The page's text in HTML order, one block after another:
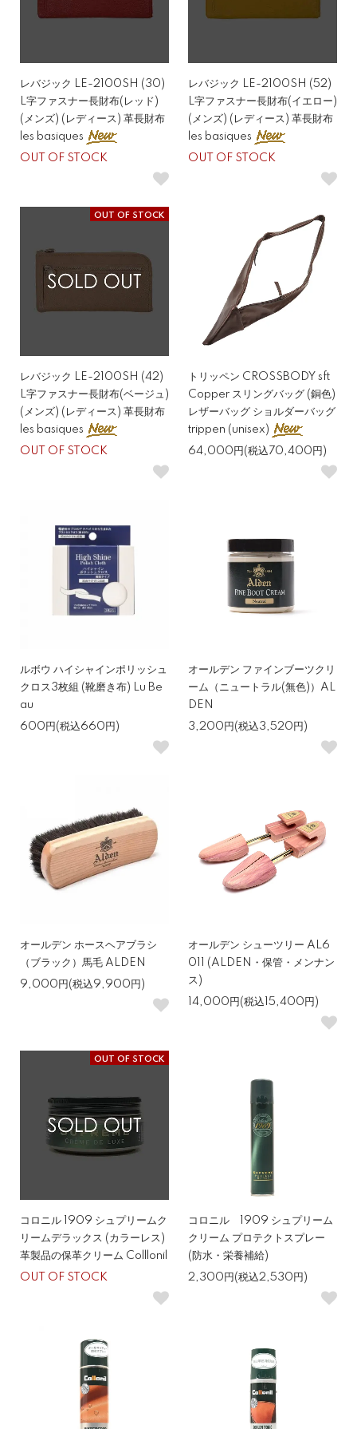
レバジック LE-2100SH (30)
L字ファスナー長財布(レッド)
(メンズ) (レディース) 革長財布
les basiques
OUT OF STOCK
レバジック LE-2100SH (52)
L字ファスナー長財布(イエロー)
(メンズ) (レディース) 革長財布
les basiques
OUT OF STOCK
OUT OF STOCK
レバジック LE-2100SH (42)
L字ファスナー長財布(ベージュ)
(メンズ) (レディース) 革長財布
les basiques
OUT OF STOCK
トリッペン CROSSBODY sft
Copper スリングバッグ (銅色)
レザーバッグ ショルダーバッグ
trippen (unisex)
64,000円(税込70,400円)
ルボウ ハイシャインポリッシュ
クロス3枚組 (靴磨き布) Lu Be
au
600円(税込660円)
オールデン ファインブーツクリ
ーム（ニュートラル(無色)）AL
DEN
3,200円(税込3,520円)
オールデン ホースヘアブラシ
（ブラック）馬毛 ALDEN
9,000円(税込9,900円)
オールデン シューツリー AL6
011 (ALDEN・保管・メンナン
ス)
14,000円(税込15,400円)
OUT OF STOCK
コロニル 1909 シュプリームク
リームデラックス (カラーレス)
革製品の保革クリーム Colllonil
OUT OF STOCK
コロニル 1909 シュプリーム
クリーム プロテクトスプレー
(防水・栄養補給)
2,300円(税込2,530円)